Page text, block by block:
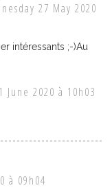
27 May 2020
intéressants ;-)Au
June 2020 à 10h03
à 09h04